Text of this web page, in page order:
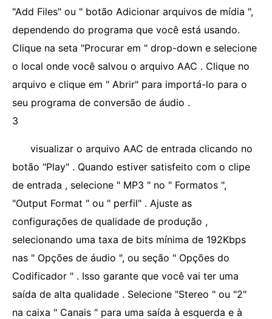
"Add Files" ou " botão Adicionar arquivos de mídia ",
dependendo do programa que você está usando.
Clique na seta "Procurar em " drop-down e selecione
o local onde você salvou o arquivo AAC . Clique no
arquivo e clique em " Abrir" para importá-lo para o
seu programa de conversão de áudio .
3
visualizar o arquivo AAC de entrada clicando no
botão "Play" . Quando estiver satisfeito com o clipe
de entrada , selecione " MP3 " no " Formatos ",
"Output Format " ou " perfil" . Ajuste as
configurações de qualidade de produção ,
selecionando uma taxa de bits mínima de 192Kbps
nas " Opções de áudio ", ou seção " Opções do
Codificador " . Isso garante que você vai ter uma
saída de alta qualidade . Selecione "Stereo " ou "2"
na caixa " Canais " para uma saída à esquerda e à